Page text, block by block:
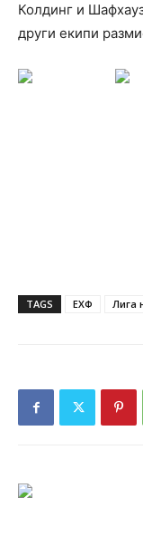
Колдинг и
други екипи
TAGS ЕХФ Лига